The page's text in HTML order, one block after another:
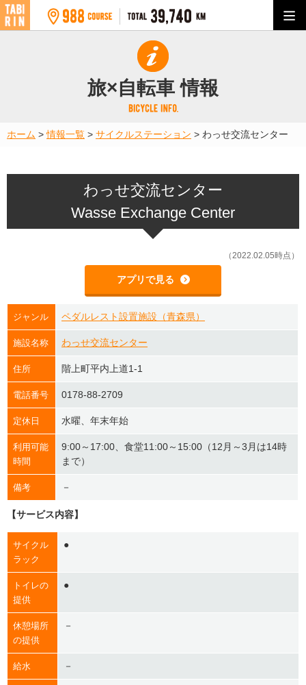
旅×自転車 情報
ホーム >情報一覧 > サイクルステーション > わっせ交流センター
わっせ交流センター
Wasse Exchange Center
（2022.02.05時点）
アプリで見る
ジャンル ペダルレスト設置施設（青森県）
施設名称 わっせ交流センター
住所 階上町平内上道1-1
電話番号 0178-88-2709
定休日 水曜、年末年始
利用可能
時間
9:00～17:00、食堂11:00～15:00（12月～3月は14時
まで）
備考 －
【サービス内容】
サイクル
ラック
●
トイレの
提供
●
休憩場所
の提供
－
給水 －